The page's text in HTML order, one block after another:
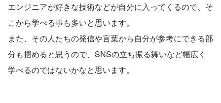
エンジニアが好きな技術などが自分に入ってくるので、そ
こから学べる事も多いと思います。
また、その人たちの発信や言葉から自分が参考にできる部
分も掴めると思うので、SNSの立ち振る舞いなど幅広く
学べるのではないかなと思います。